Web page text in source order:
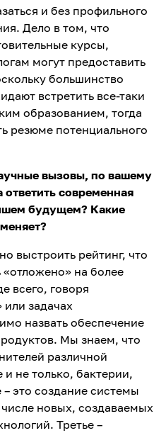
и без профильного
Дело в том, что
курсы,
могут предоставить
большинство
встретить все-таки
образованием, тогда
резюме потенциального
вызовы, по вашему
современная
будущем? Какие
выстроить рейтинг, что
на более
всего, говоря
или задачах
назвать обеспечение
Мы знаем, что
различной
не только, бактерии,
это создание системы
новых, создаваемых
Третье –